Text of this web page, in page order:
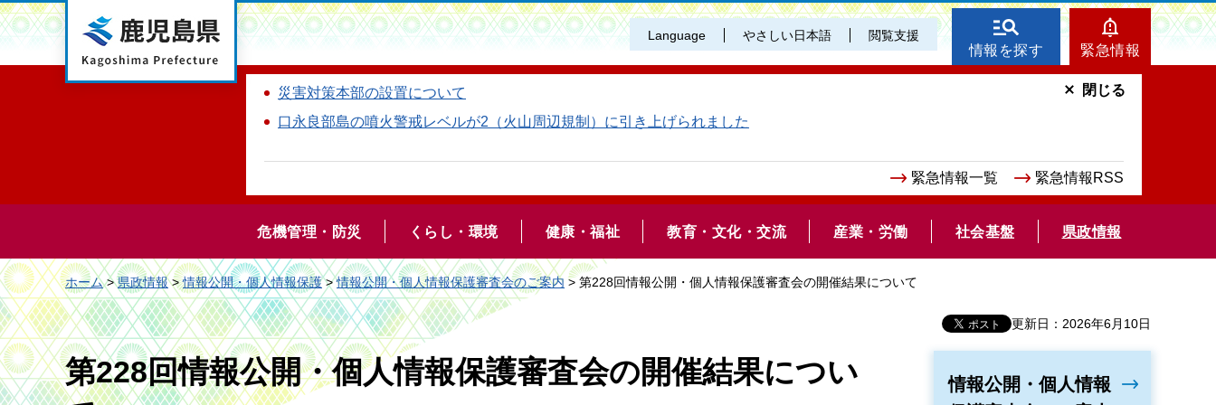
鹿児島県 Language やさしい日本語 閲覧支援
情報を探す 緊急情報
災害対策本部の設置について
口永良部島の噴火警戒レベルが2（火山周辺規制）に引き上げられました
緊急情報一覧 緊急情報RSS
閉じる
危機管理・防災 くらし・環境 健康・福祉 教育・文化・交流 産業・労働 社会基盤 県政情報
ホーム>県政情報>情報公開・個人情報保護>情報公開・個人情報保護審査会のご案内 > 第228回情報公開・個人情報保護審査会の開催結果について
更新日：2026年6月10日
第228回情報公開・個人情報保護審査会の開催結果につい
情報公開・個人情報